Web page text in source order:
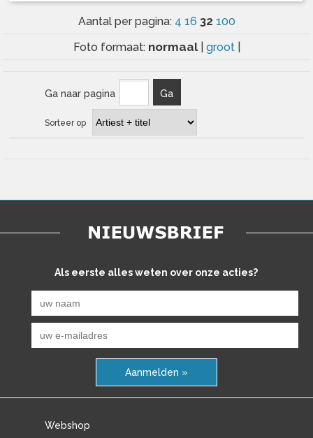
Aantal per pagina: 4 16 32 100
Foto formaat: normaal groot
Ga naar pagina Ga
Sorteer op
Als eerste alles weten over onze acties?
Aanmelden »
Webshop